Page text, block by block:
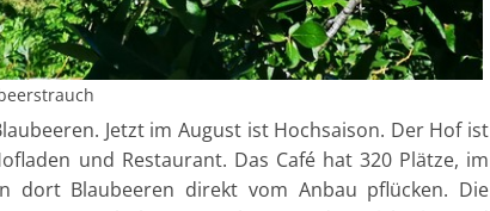
Jetzt im August ist Hochsaison. Der Hof ist
und Restaurant. Das Café hat 320 Plätze, im
dort Blaubeeren direkt vom Anbau pflücken. Die